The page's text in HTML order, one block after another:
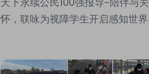
怀，联咏为视障学生开启感知世界